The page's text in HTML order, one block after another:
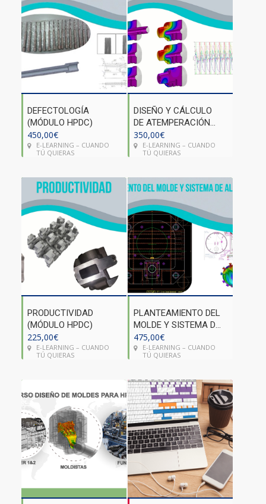
DEFECTOLOGÍA
(MÓDULO HPDC)
450,00€
E-LEARNING – CUANDO
TÚ QUIERAS
DISEÑO Y CÁLCULO
DE ATEMPERACIÓN
DEL MOLDE (MÓDULO
HPDC)
350,00€
E-LEARNING – CUANDO
TÚ QUIERAS
PRODUCTIVIDAD
(MÓDULO HPDC)
225,00€
E-LEARNING – CUANDO
TÚ QUIERAS
PLANTEAMIENTO DEL
MOLDE Y SISTEMA DE
ALIMENTACIÓN
(MÓDULO HPDC)
475,00€
E-LEARNING – CUANDO
TÚ QUIERAS